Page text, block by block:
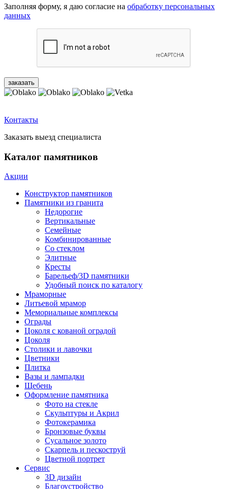
Заполняя форму, я даю согласие на обработку персональных
данных
Контакты
Заказать выезд специалиста
Каталог памятников
Акции
Конструктор памятников
Памятники из гранита
Недорогие
Вертикальные
Семейные
Комбинированные
Со стеклом
Элитные
Кресты
Барельеф/3D памятники
Удобный поиск по каталогу
Мраморные
Литьевой мрамор
Мемориальные комплексы
Ограды
Цоколя с кованой оградой
Цоколя
Столики и лавочки
Цветники
Плитка
Вазы и лампадки
Щебень
Оформление памятника
Фото на стекле
Скульптуры и Акрил
Фотокерамика
Бронзовые буквы
Сусальное золото
Скарпель и пескоструй
Цветной портрет
Сервис
3D дизайн
Благоустройство